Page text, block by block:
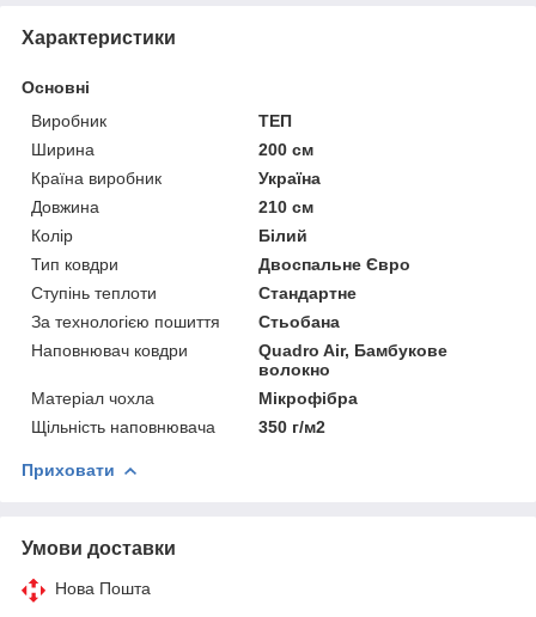
Характеристики
Основні
Виробник
ТЕП
Ширина
200 см
Країна виробник
Україна
Довжина
210 см
Колір
Білий
Тип ковдри
Двоспальне Євро
Ступінь теплоти
Стандартне
За технологією пошиття
Стьобана
Наповнювач ковдри
Quadro Air, Бамбукове
волокно
Матеріал чохла
Мікрофібра
Щільність наповнювача
350 г/м2
Приховати
Умови доставки
Нова Пошта